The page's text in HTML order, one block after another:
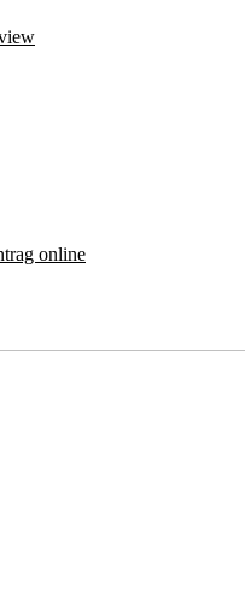
online